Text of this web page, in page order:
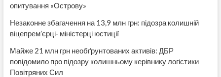
опитування «Острову»
Незаконне збагачення на 13,9 млн грн: підозра колишній
віцепрем’єрці- міністерці юстиції
Майже 21 млн грн необґрунтованих активів: ДБР
повідомило про підозру колишньому керівнику логістики
Повітряних Сил